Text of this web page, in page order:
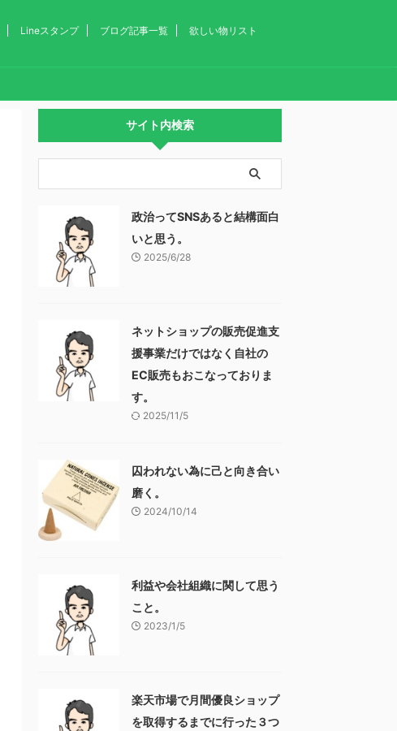
Lineスタンプ ブログ記事一覧 欲しい物リスト
サイト内検索
政治ってSNSあると結構面白
いと思う。
2025/6/28
ネットショップの販売促進支
援事業だけではなく自社の
EC販売もおこなっておりま
す。
2025/11/5
囚われない為に己と向き合い
磨く。
2024/10/14
利益や会社組織に関して思う
こと。
2023/1/5
楽天市場で月間優良ショップ
を取得するまでに行った３つ